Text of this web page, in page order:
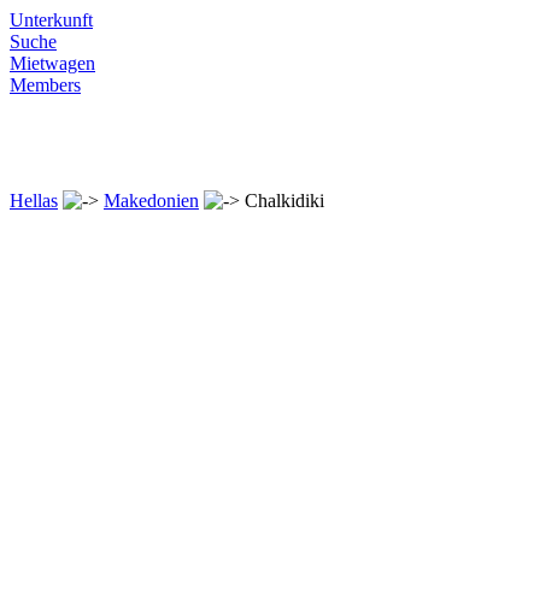
Unterkunft
Suche
Mietwagen
Members
Hellas Makedonien Chalkidiki